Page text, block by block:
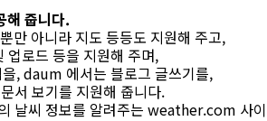
해 줍니다.
만 아니라 지도 등등도 지원해 주고,
로드 등을 지원해 주며,
, daum 에서는 블로그 글쓰기를,
서 보기를 지원해 줍니다.
날씨 정보를 알려주는 weather.com 사